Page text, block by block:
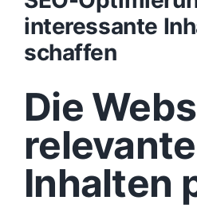
Design
Content
Funktionen
Aufbau
interessante
schaffen
Die
Inhalten